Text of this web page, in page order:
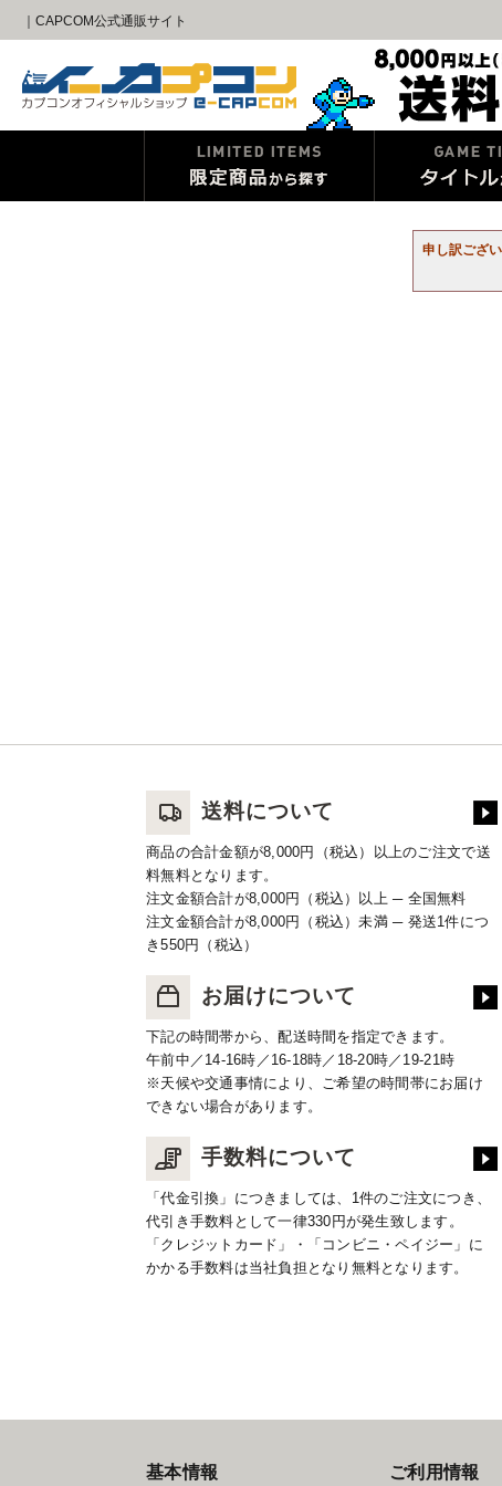
｜CAPCOM公式通販サイト
申し訳ござ
送料について
商品の合計金額が8,000円（税込）以上のご注文で送
料無料となります。
注文金額合計が8,000円（税込）以上 ─ 全国無料
注文金額合計が8,000円（税込）未満 ─ 発送1件につ
き550円（税込）
お届けについて
下記の時間帯から、配送時間を指定できます。
午前中／14-16時／16-18時／18-20時／19-21時
※天候や交通事情により、ご希望の時間帯にお届け
できない場合があります。
手数料について
「代金引換」につきましては、1件のご注文につき、
代引き手数料として一律330円が発生致します。
「クレジットカード」・「コンビニ・ペイジー」に
かかる手数料は当社負担となり無料となります。
基本情報 ご利用情報